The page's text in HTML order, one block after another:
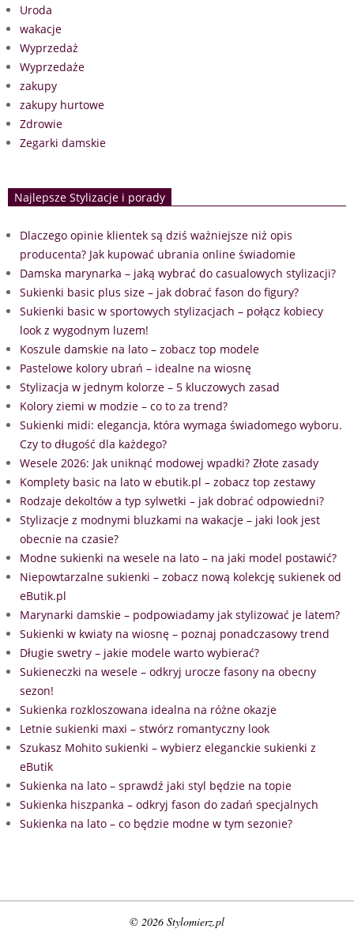
Uroda
wakacje
Wyprzedaż
Wyprzedaże
zakupy
zakupy hurtowe
Zdrowie
Zegarki damskie
Najlepsze Stylizacje i porady
Dlaczego opinie klientek są dziś ważniejsze niż opis
producenta? Jak kupować ubrania online świadomie
Damska marynarka – jaką wybrać do casualowych stylizacji?
Sukienki basic plus size – jak dobrać fason do figury?
Sukienki basic w sportowych stylizacjach – połącz kobiecy
look z wygodnym luzem!
Koszule damskie na lato – zobacz top modele
Pastelowe kolory ubrań – idealne na wiosnę
Stylizacja w jednym kolorze – 5 kluczowych zasad
Kolory ziemi w modzie – co to za trend?
Sukienki midi: elegancja, która wymaga świadomego wyboru.
Czy to długość dla każdego?
Wesele 2026: Jak uniknąć modowej wpadki? Złote zasady
Komplety basic na lato w ebutik.pl – zobacz top zestawy
Rodzaje dekoltów a typ sylwetki – jak dobrać odpowiedni?
Stylizacje z modnymi bluzkami na wakacje – jaki look jest
obecnie na czasie?
Modne sukienki na wesele na lato – na jaki model postawić?
Niepowtarzalne sukienki – zobacz nową kolekcję sukienek od
eButik.pl
Marynarki damskie – podpowiadamy jak stylizować je latem?
Sukienki w kwiaty na wiosnę – poznaj ponadczasowy trend
Długie swetry – jakie modele warto wybierać?
Sukieneczki na wesele – odkryj urocze fasony na obecny
sezon!
Sukienka rozkloszowana idealna na różne okazje
Letnie sukienki maxi – stwórz romantyczny look
Szukasz Mohito sukienki – wybierz eleganckie sukienki z
eButik
Sukienka na lato – sprawdź jaki styl będzie na topie
Sukienka hiszpanka – odkryj fason do zadań specjalnych
Sukienka na lato – co będzie modne w tym sezonie?
© 2026 Stylomierz.pl